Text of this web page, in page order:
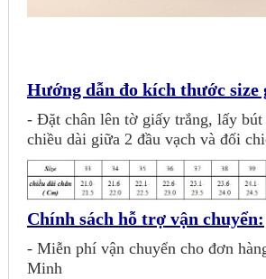
Hướng dẫn đo kích thước size
- Đặt chân lên tờ giấy trắng, lấy bút
chiều dài giữa 2 đầu vạch và đối
Chính sách hỗ trợ vận chuyển:
- Miễn phí vận chuyển cho đơn
Minh